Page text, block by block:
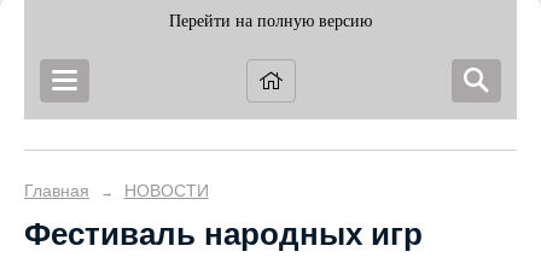
Перейти на полную версию
Главная → НОВОСТИ
Фестиваль народных игр